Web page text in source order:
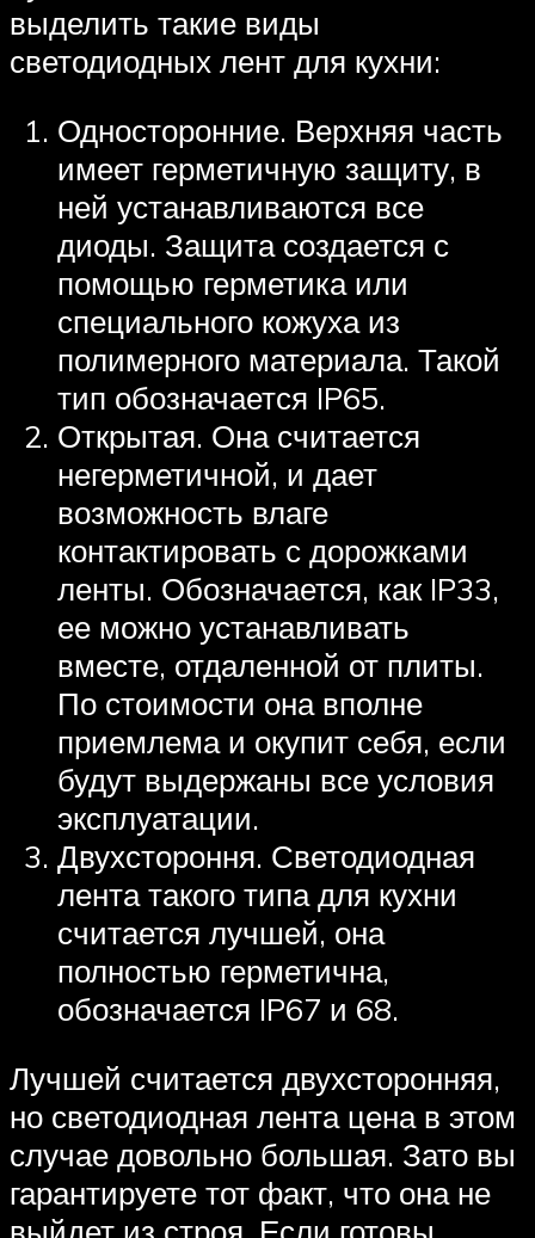
выделить такие виды
светодиодных лент для кухни:
Односторонние. Верхняя часть
имеет герметичную защиту, в
ней устанавливаются все
диоды. Защита создается с
помощью герметика или
специального кожуха из
полимерного материала. Такой
тип обозначается IP65.
Открытая. Она считается
негерметичной, и дает
возможность влаге
контактировать с дорожками
ленты. Обозначается, как IP33,
ее можно устанавливать
вместе, отдаленной от плиты.
По стоимости она вполне
приемлема и окупит себя, если
будут выдержаны все условия
эксплуатации.
Двухстороння. Светодиодная
лента такого типа для кухни
считается лучшей, она
полностью герметична,
обозначается IP67 и 68.
Лучшей считается двухсторонняя,
но светодиодная лента цена в этом
случае довольно большая. Зато вы
гарантируете тот факт, что она не
выйдет из строя. Если готовы